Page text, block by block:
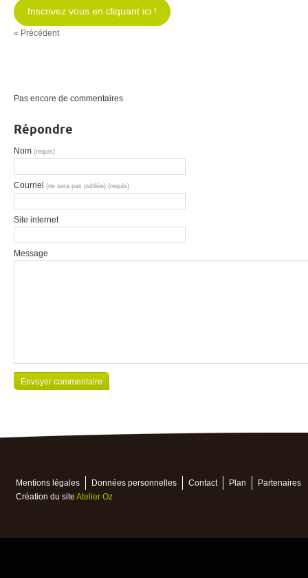
Inscrivez vous en cliquant ici !
« Précédent
Pas encore de commentaires
Répondre
Nom (requis)
Courriel (ne sera pas publiée) (requis)
Site internet
Message
Mentions légales Données personnelles Contact Plan
Partenaires
Création du site Atelier Oz